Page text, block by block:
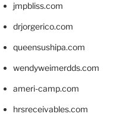
jmpbliss.com
drjorgerico.com
queensushipa.com
wendyweimerdds.com
ameri-camp.com
hrsreceivables.com